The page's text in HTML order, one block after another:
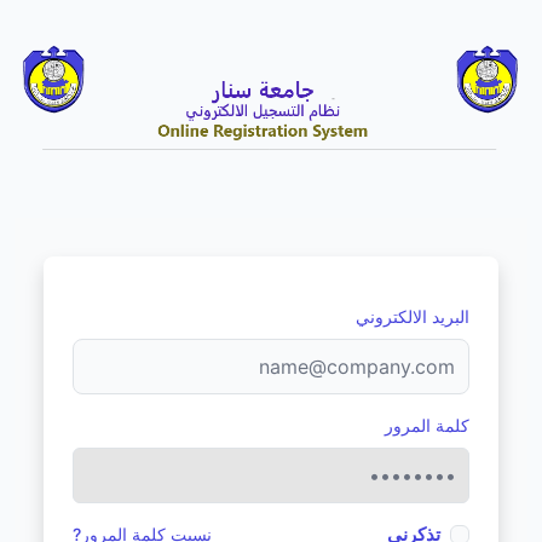
البريد الالكتروني
كلمة المرور
تذكرني نسيت كلمة المرور?